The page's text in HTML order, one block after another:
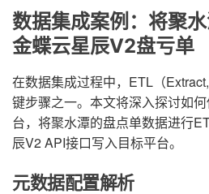
数据集成案例：将聚
金蝶云星辰V2盘亏单
在数据集成过程中，ETL（
键步骤之一。本文将深入探讨如
台，将聚水潭的盘点单数据进行
辰V2 API接口写入目标平台。
元数据配置解析